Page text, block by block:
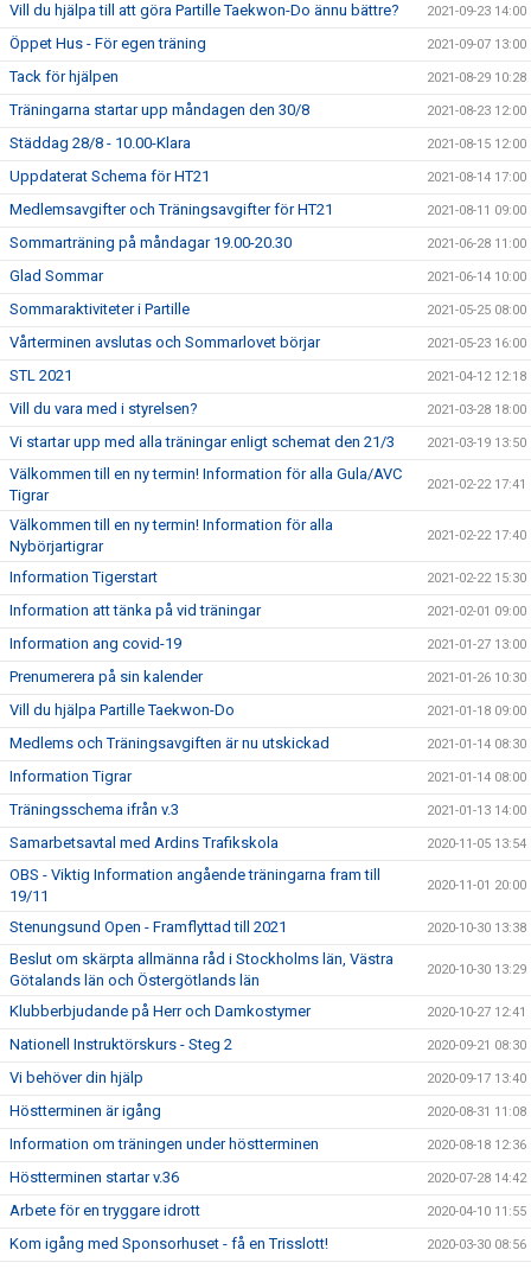
Vill du hjälpa till att göra Partille Taekwon-Do ännu bättre? 2021-09-23 14:00
Öppet Hus - För egen träning 2021-09-07 13:00
Tack för hjälpen 2021-08-29 10:28
Träningarna startar upp måndagen den 30/8 2021-08-23 12:00
Städdag 28/8 - 10.00-Klara 2021-08-15 12:00
Uppdaterat Schema för HT21 2021-08-14 17:00
Medlemsavgifter och Träningsavgifter för HT21 2021-08-11 09:00
Sommarträning på måndagar 19.00-20.30 2021-06-28 11:00
Glad Sommar 2021-06-14 10:00
Sommaraktiviteter i Partille 2021-05-25 08:00
Vårterminen avslutas och Sommarlovet börjar 2021-05-23 16:00
STL 2021 2021-04-12 12:18
Vill du vara med i styrelsen? 2021-03-28 18:00
Vi startar upp med alla träningar enligt schemat den 21/3 2021-03-19 13:50
Välkommen till en ny termin! Information för alla Gula/AVC
Tigrar
2021-02-22 17:41
Välkommen till en ny termin! Information för alla
Nybörjartigrar
2021-02-22 17:40
Information Tigerstart 2021-02-22 15:30
Information att tänka på vid träningar 2021-02-01 09:00
Information ang covid-19 2021-01-27 13:00
Prenumerera på sin kalender 2021-01-26 10:30
Vill du hjälpa Partille Taekwon-Do 2021-01-18 09:00
Medlems och Träningsavgiften är nu utskickad 2021-01-14 08:30
Information Tigrar 2021-01-14 08:00
Träningsschema ifrån v.3 2021-01-13 14:00
Samarbetsavtal med Ardins Trafikskola 2020-11-05 13:54
OBS - Viktig Information angående träningarna fram till
19/11
2020-11-01 20:00
Stenungsund Open - Framflyttad till 2021 2020-10-30 13:38
Beslut om skärpta allmänna råd i Stockholms län, Västra
Götalands län och Östergötlands län
2020-10-30 13:29
Klubberbjudande på Herr och Damkostymer 2020-10-27 12:41
Nationell Instruktörskurs - Steg 2 2020-09-21 08:30
Vi behöver din hjälp 2020-09-17 13:40
Höstterminen är igång 2020-08-31 11:08
Information om träningen under höstterminen 2020-08-18 12:36
Höstterminen startar v.36 2020-07-28 14:42
Arbete för en tryggare idrott 2020-04-10 11:55
Kom igång med Sponsorhuset - få en Trisslott! 2020-03-30 08:56